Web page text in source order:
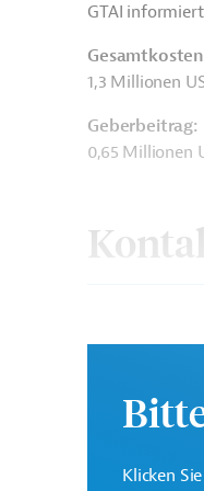
GTAI
1,3 Millionen
Geberbeitrag:
0,65 Millionen
Klicken